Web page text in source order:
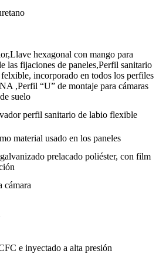
hexagonal con mango para
las fijaciones de paneles,Perfil sanitario
incorporado en todos los perfiles
,Perfil “U” de montaje para cámaras
suelo
perfil sanitario de labio flexible
material usado en los paneles
prelacado poliéster, con film
cámara
e inyectado a alta presión